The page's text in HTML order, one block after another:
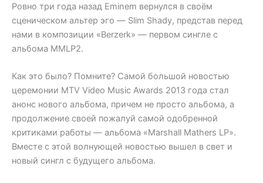
Ровно три года назад Eminem вернулся в своём
сценическом альтер эго — Slim Shady, представ перед
нами в композиции «Berzerk» — первом сингле с
альбома MMLP2.
Как это было? Помните? Самой большой новостью
церемонии MTV Video Music Awards 2013 года стал
анонс нового альбома, причем не просто альбома, а
продолжение своей пожалуй самой одобренной
критиками работы — альбома «Marshall Mathers LP».
Вместе с этой волнующей новостью вышел в свет и
новый сингл с будущего альбома.